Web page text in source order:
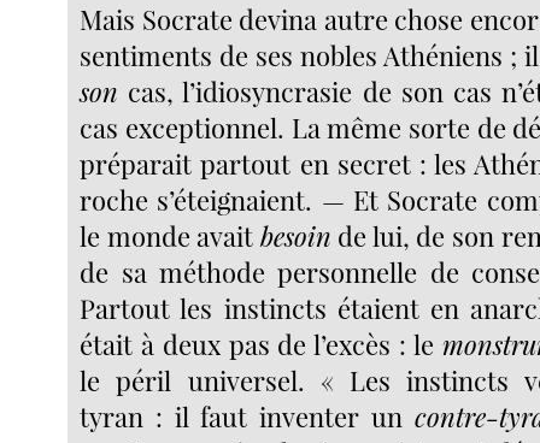
Mais Socrate devina autre chose
sentiments de ses nobles Athéniens ;
son cas, l’idiosyncrasie de son cas
cas exceptionnel. La même sorte de
préparait partout en secret : les
roche s’éteignaient. — Et Socrate
le monde avaitbesoin de lui, de son
de sa méthode personnelle de
Partout les instincts étaient en
était à deux pas de l’excès : le
le péril universel. « Les instincts
tyran : il faut inventer un contre-